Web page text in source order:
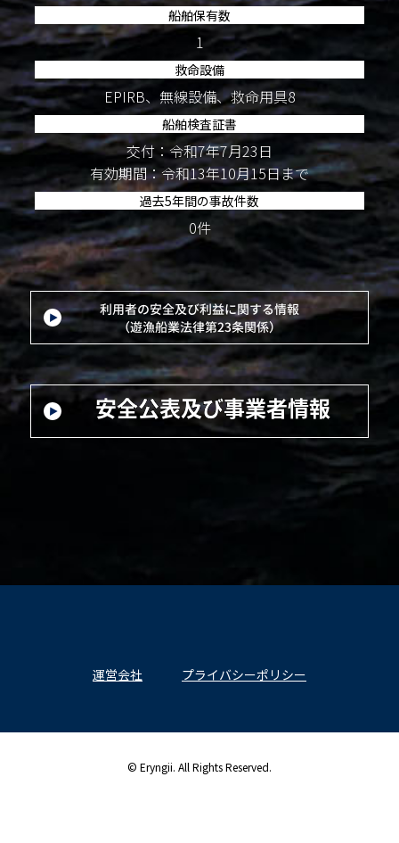
船舶保有数
1
救命設備
EPIRB、無線設備、救命用具8
船舶検査証書
交付：令和7年7月23日
有効期間：令和13年10月15日まで
過去5年間の事故件数
0件
運営会社 プライバシーポリシー
© Eryngii. All Rights Reserved.